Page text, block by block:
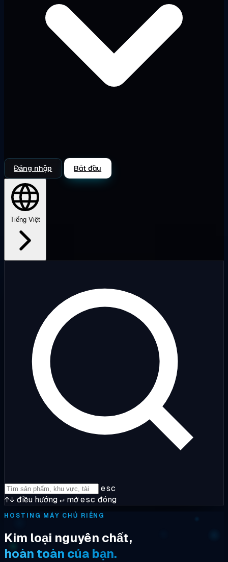
Đăng nhập Bắt đầu
Tiếng Việt
esc
↑↓ điều hướng↵ mởesc đóng
HOSTING MÁY CHỦ RIÊNG
Kim loại nguyên chất,
hoàn toàn của bạn.